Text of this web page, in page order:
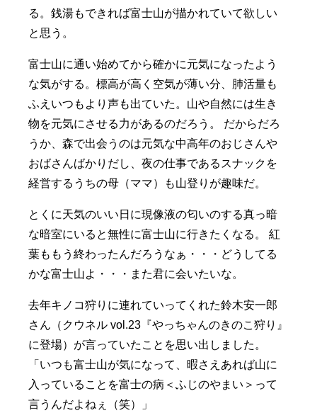
る。銭湯もできれば富士山が描かれていて欲しい
と思う。
富士山に通い始めてから確かに元気になったよう
な気がする。標高が高く空気が薄い分、肺活量も
ふえいつもより声も出ていた。山や自然には生き
物を元気にさせる力があるのだろう。 だからだろ
うか、森で出会うのは元気な中高年のおじさんや
おばさんばかりだし、夜の仕事であるスナックを
経営するうちの母（ママ）も山登りが趣味だ。
とくに天気のいい日に現像液の匂いのする真っ暗
な暗室にいると無性に富士山に行きたくなる。 紅
葉ももう終わったんだろうなぁ・・・どうしてる
かな富士山よ・・・また君に会いたいな。
去年キノコ狩りに連れていってくれた鈴木安一郎
さん（クウネル vol.23『やっちゃんのきのこ狩り』
に登場）が言っていたことを思い出しました。
「いつも富士山が気になって、暇さえあれば山に
入っていることを富士の病＜ふじのやまい＞って
言うんだよねぇ（笑）」